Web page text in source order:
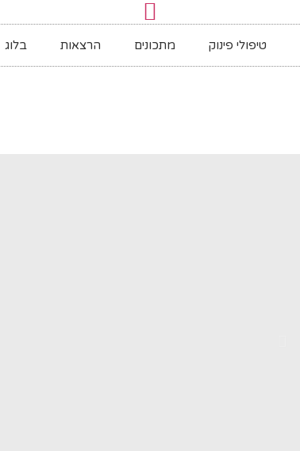
טיפולי פינוק מתכונים הרצאות בלוג